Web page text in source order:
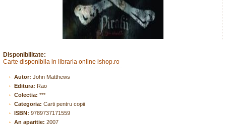
Disponibilitate:
Carte disponibila in libraria online ishop.ro
Autor: John Matthews
Editura: Rao
Colectia: ***
Categoria: Carti pentru copii
ISBN: 9789737171559
An aparitie: 2007